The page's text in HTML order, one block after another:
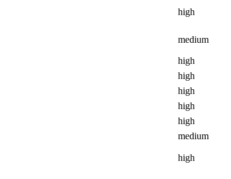
high
medium
high
high
high
high
high
medium
high